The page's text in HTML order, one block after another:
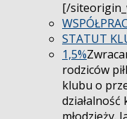
[/
STATUT
1,5%
rodziców
klubu o